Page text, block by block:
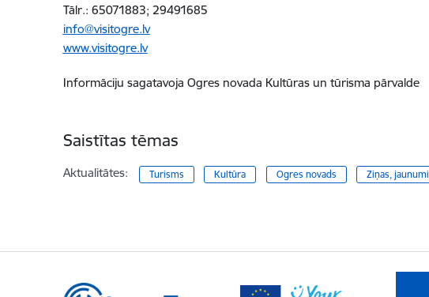
Tālr.: 65071883; 29491685
info@visitogre.lv
www.visitogre.lv
Informāciju sagatavoja Ogres novada Kultūras un tūrisma pārvalde
Saistītas tēmas
Aktualitātes: Turisms Kultūra Ogres novads Ziņas, jaunumi